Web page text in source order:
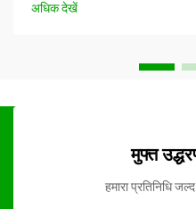
अधिक देखें
मुफ्त
हमारा प्रतिनिधि